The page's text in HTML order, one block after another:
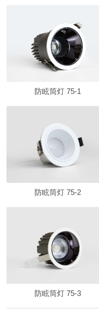
防眩筒灯 75-1
防眩筒灯 75-2
防眩筒灯 75-3